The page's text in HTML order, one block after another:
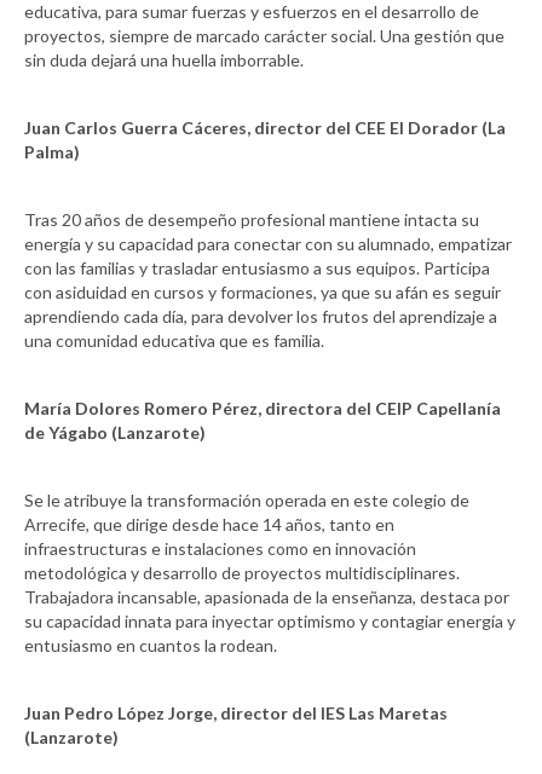
educativa, para sumar fuerzas y esfuerzos en el desarrollo de
proyectos, siempre de marcado carácter social. Una gestión que
sin duda dejará una huella imborrable.
Juan Carlos Guerra Cáceres, director del CEE El Dorador (La
Palma)
Tras 20 años de desempeño profesional mantiene intacta su
energía y su capacidad para conectar con su alumnado, empatizar
con las familias y trasladar entusiasmo a sus equipos. Participa
con asiduidad en cursos y formaciones, ya que su afán es seguir
aprendiendo cada día, para devolver los frutos del aprendizaje a
una comunidad educativa que es familia.
María Dolores Romero Pérez, directora del CEIP Capellanía
de Yágabo (Lanzarote)
Se le atribuye la transformación operada en este colegio de
Arrecife, que dirige desde hace 14 años, tanto en
infraestructuras e instalaciones como en innovación
metodológica y desarrollo de proyectos multidisciplinares.
Trabajadora incansable, apasionada de la enseñanza, destaca por
su capacidad innata para inyectar optimismo y contagiar energía y
entusiasmo en cuantos la rodean.
Juan Pedro López Jorge, director del IES Las Maretas
(Lanzarote)